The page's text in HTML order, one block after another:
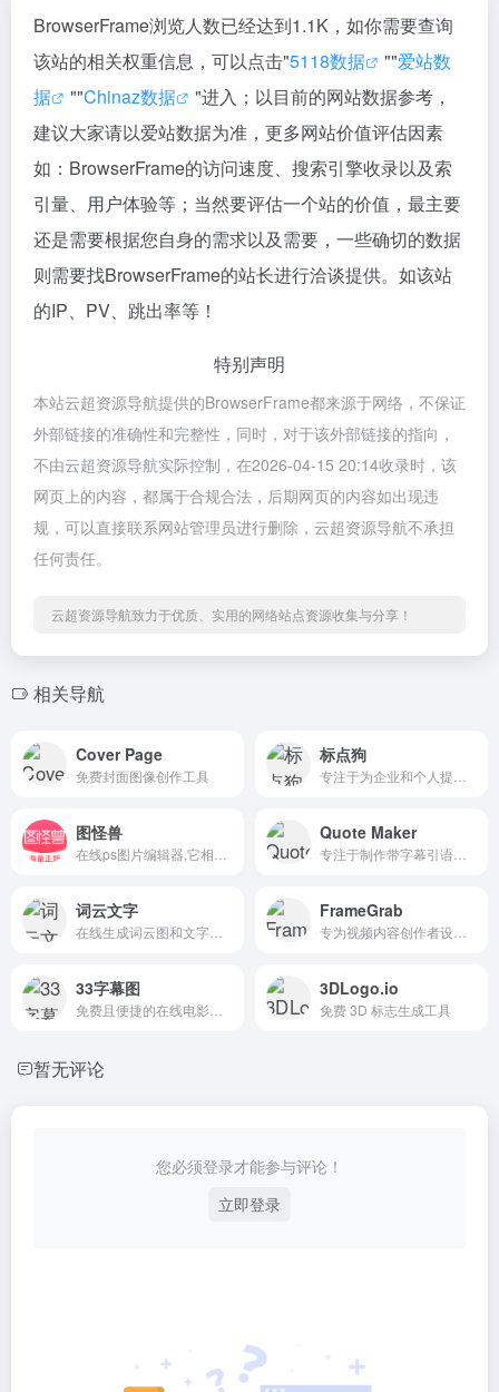
BrowserFrame浏览人数已经达到1.1K，如你需要查询
该站的相关权重信息，可以点击"5118数据 ""爱站数
据
""Chinaz数据
"进入；以目前的网站数据参考，
建议大家请以爱站数据为准，更多网站价值评估因素
如：BrowserFrame的访问速度、搜索引擎收录以及索
引量、用户体验等；当然要评估一个站的价值，最主要
还是需要根据您自身的需求以及需要，一些确切的数据
则需要找BrowserFrame的站长进行洽谈提供。如该站
的IP、PV、跳出率等！
特别声明
本站云超资源导航提供的BrowserFrame都来源于网络，不保证
外部链接的准确性和完整性，同时，对于该外部链接的指向，
不由云超资源导航实际控制，在2026-04-15 20:14收录时，该
网页上的内容，都属于合规合法，后期网页的内容如出现违
规，可以直接联系网站管理员进行删除，云超资源导航不承担
任何责任。
云超资源导航致力于优质、实用的网络站点资源收集与分享！
相关导航
Cover Page
免费封面图像创作工具
标点狗
图怪兽 Quote Maker
词云文字 FrameGrab
33字幕图 3DLogo.io
免费 3D 标志生成工具
暂无评论
您必须登录才能参与评论！
立即登录